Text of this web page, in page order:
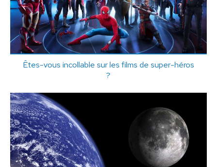
Êtes-vous incollable sur les films de super-héros
?